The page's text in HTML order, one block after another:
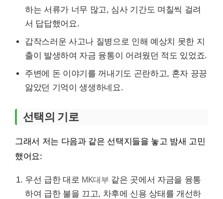
하는 서류가 너무 많고, 심사 기간도 며칠씩 걸려
서 답답했어요.
갑작스러운 사고나 질병으로 인해 예상치 못한 지
출이 발생하여 자금 융통이 어려웠던 적도 있었죠.
주변에 돈 이야기를 꺼내기도 곤란하고, 혼자 끙끙
앓았던 기억이 생생하네요.
선택의 기로
그래서 저는 다음과 같은 선택지들을 놓고 밤새 고민
했어요:
우선 급한 대로 MK대부 같은 곳에서 자금을 융통
하여 급한 불을 끄고, 차후에 신용 상태를 개선하